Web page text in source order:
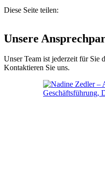
Diese Seite teilen:
Unsere
Unser Team ist jederzeit für Sie
Kontaktieren Sie uns.